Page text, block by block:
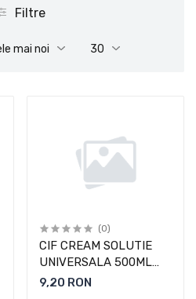
Filtre
mai noi 30
(0)
CIF CREAM SOLUTIE
UNIVERSALA 500ML
ORIGINAL
9,20 RON